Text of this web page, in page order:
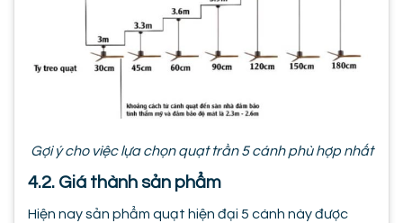
Gợi ý cho việc lựa chọn quạt trần 5 cánh phù hợp nhất
4.2. Giá thành sản phẩm
Hiện nay sản phẩm quạt hiện đại 5 cánh này được